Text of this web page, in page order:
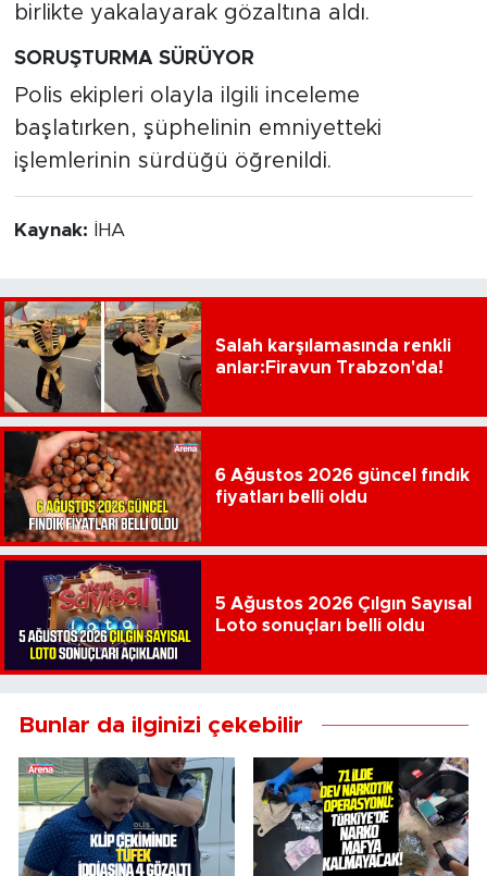
birlikte yakalayarak gözaltına aldı.
SORUŞTURMA SÜRÜYOR
Polis ekipleri olayla ilgili inceleme
başlatırken, şüphelinin emniyetteki
işlemlerinin sürdüğü öğrenildi.
Kaynak: İHA
Salah karşılamasında renkli
anlar:Firavun Trabzon'da!
6 Ağustos 2026 güncel fındık
fiyatları belli oldu
5 Ağustos 2026 Çılgın Sayısal
Loto sonuçları belli oldu
Bunlar da ilginizi çekebilir